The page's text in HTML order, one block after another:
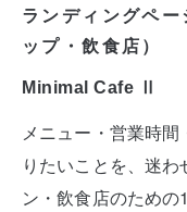
ランディングペー
ップ・飲食店）
Minimal Cafe Ⅱ
メニュー・営業時
りたいことを、迷
ン・飲食店のため